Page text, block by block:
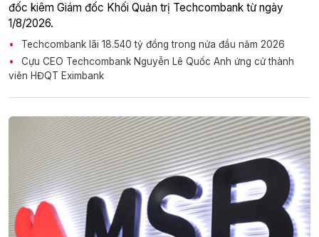
đốc kiêm Giám đốc Khối Quản trị Techcombank từ ngày
1/8/2026.
Techcombank lãi 18.540 tỷ đồng trong nửa đầu năm 2026
Cựu CEO Techcombank Nguyễn Lê Quốc Anh ứng cử thành
viên HĐQT Eximbank